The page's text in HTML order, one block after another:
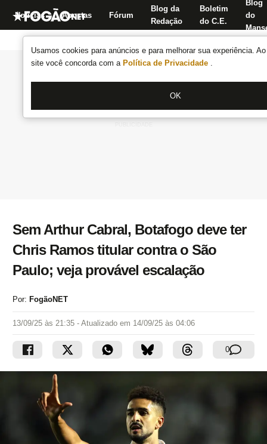
Usamos cookies para anúncios e para melhorar sua experiência.
site você concorda com a Política de Privacidade .
OK
Notícias Apostas Fórum
Blog da
Redação
Boletim
do C.E.
Blog
do
Sem Arthur Cabral, Botafogo deve ter
Chris Ramos titular contra o São
Paulo; veja provável escalação
Por: FogãoNET
13/09/25 às 21:35 - Atualizado em 14/09/25 às 04:06
0